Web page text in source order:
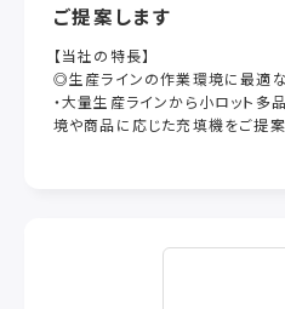
ご提案します
【当社の特長】
◎生産ラインの作業環境に最適
・大量生産ラインから小ロット多
境や商品に応じた充填機をご提案
◎生産の効率化・省力化・省人化